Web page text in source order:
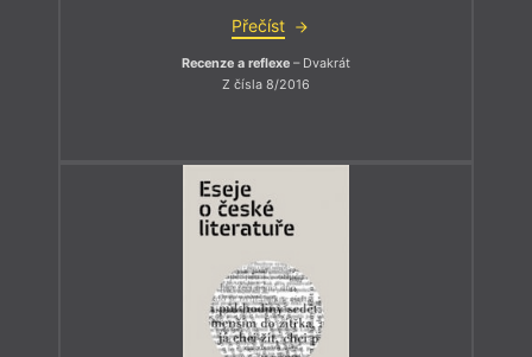
Přečíst
Recenze a reflexe – Dvakrát
Z čísla 8/2016